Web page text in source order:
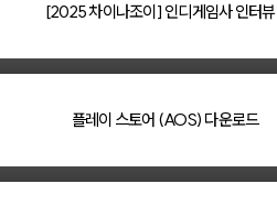
[2025 차이나조이] 인디게임사 인터뷰
    플레이 스토어 (AOS) 다운로드